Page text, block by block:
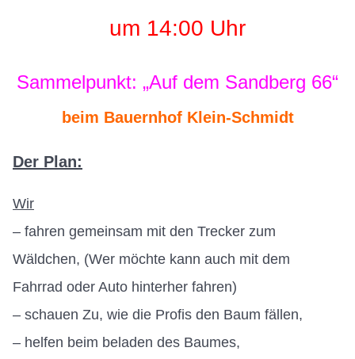
um 14:00 Uhr
Sammelpunkt: „Auf dem Sandberg 66“
beim Bauernhof Klein-Schmidt
Der Plan:
Wir
– fahren gemeinsam mit den Trecker zum
Wäldchen, (Wer möchte kann auch mit dem
Fahrrad oder Auto hinterher fahren)
– schauen Zu, wie die Profis den Baum fällen,
– helfen beim beladen des Baumes,